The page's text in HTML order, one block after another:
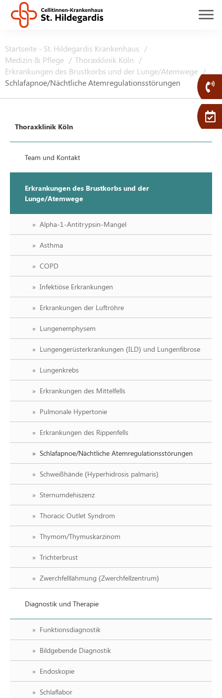
Startseite - St. Hildegardis Krankenhaus
Medizin & Pflege
Thoraxklinik Köln
Erkrankungen des Brustkorbs und der Lunge/Atemwege
Schlafapnoe/Nächtliche Atemregulationsstörungen
Thoraxklinik Köln
Team und Kontakt
Erkrankungen des Brustkorbs und der
Lunge/Atemwege
Alpha-1-Antitrypsin-Mangel
Asthma
COPD
Infektiöse Erkrankungen
Erkrankungen der Luftröhre
Lungenemphysem
Lungengerüsterkrankungen (ILD) und Lungenfibrose
Lungenkrebs
Erkrankungen des Mittelfells
Pulmonale Hypertonie
Erkrankungen des Rippenfells
Schlafapnoe/Nächtliche Atemregulationsstörungen
Schweißhände (Hyperhidrosis palmaris)
Sternumdehiszenz
Thoracic Outlet Syndrom
Thymom/Thymuskarzinom
Trichterbrust
Zwerchfelllähmung (Zwerchfellzentrum)
Diagnostik und Therapie
Funktionsdiagnostik
Bildgebende Diagnostik
Endoskopie
Schlaflabor